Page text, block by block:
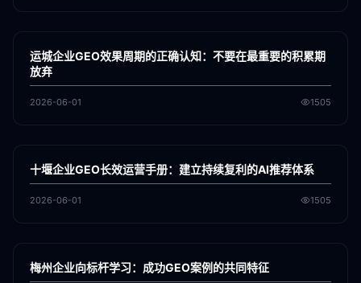
GEO
运城企业GEO效果周期的正确认知：不要在最重要的积累期
放弃
2026-06-01 1505
GEO
十堰企业GEO长效运营手册：建立持续复利的AI推荐体系
2026-06-01 1505
GEO
梅州企业向标杆学习：成功GEO案例的共同特征